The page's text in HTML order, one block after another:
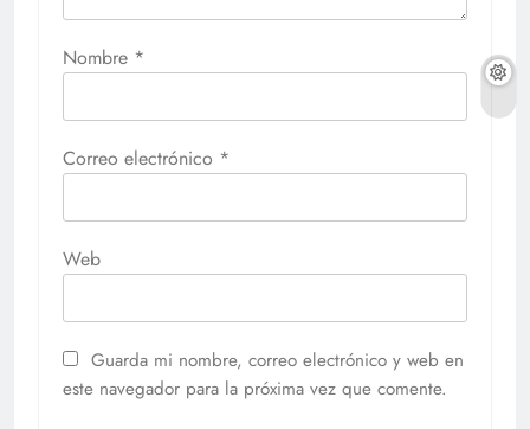
Nombre *
Correo electrónico *
Web
Guarda mi nombre, correo electrónico y web en
este navegador para la próxima vez que comente.